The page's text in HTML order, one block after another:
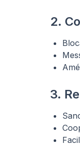
2.
3.